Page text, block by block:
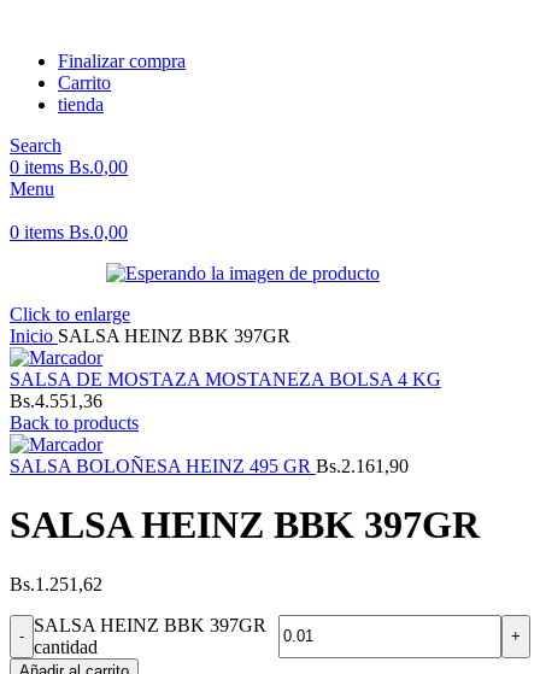
Finalizar compra
Carrito
tienda
Search
0 items Bs.0,00
Menu
0 items Bs.0,00
Click to enlarge
Inicio SALSA HEINZ BBK 397GR
SALSA DE MOSTAZA MOSTANEZA BOLSA 4 KG
Bs.4.551,36
Back to products
SALSA BOLOÑESA HEINZ 495 GR Bs.2.161,90
SALSA HEINZ BBK 397GR
Bs.1.251,62
SALSA HEINZ BBK 397GR
cantidad